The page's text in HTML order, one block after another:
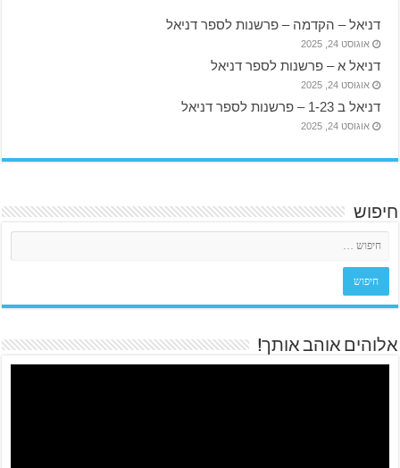
דניאל – הקדמה – פרשנות לספר דניאל
אוגוסט 24, 2025
דניאל א – פרשנות לספר דניאל
אוגוסט 24, 2025
דניאל ב 1-23 – פרשנות לספר דניאל
אוגוסט 24, 2025
חיפוש
אלוהים אוהב אותך!